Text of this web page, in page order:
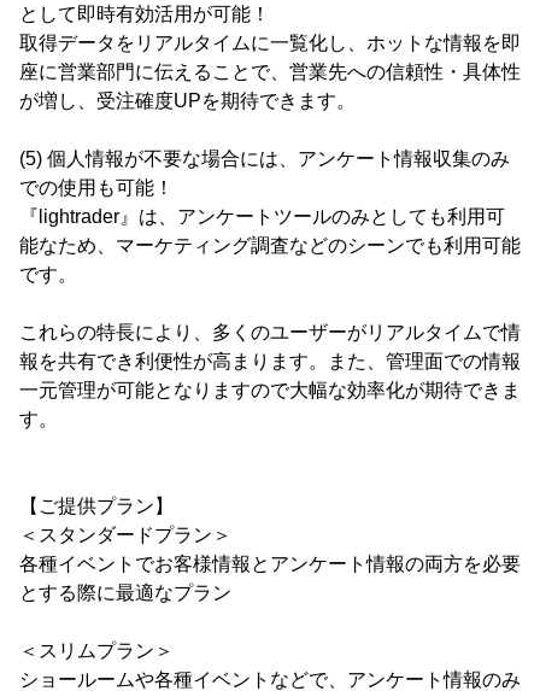
として即時有効活用が可能！
取得データをリアルタイムに一覧化し、ホットな情報を即
座に営業部門に伝えることで、営業先への信頼性・具体性
が増し、受注確度UPを期待できます。
(5) 個人情報が不要な場合には、アンケート情報収集のみ
での使用も可能！
『lightrader』は、アンケートツールのみとしても利用可
能なため、マーケティング調査などのシーンでも利用可能
です。
これらの特長により、多くのユーザーがリアルタイムで情
報を共有でき利便性が高まります。また、管理面での情報
一元管理が可能となりますので大幅な効率化が期待できま
す。
【ご提供プラン】
＜スタンダードプラン＞
各種イベントでお客様情報とアンケート情報の両方を必要
とする際に最適なプラン
＜スリムプラン＞
ショールームや各種イベントなどで、アンケート情報のみ